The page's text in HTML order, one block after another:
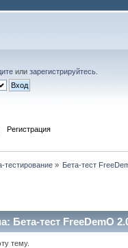
или зарегистрируйтесь.
Регистрация
тестирование» Бета-тест
Бета-тест FreeDemO
тему.